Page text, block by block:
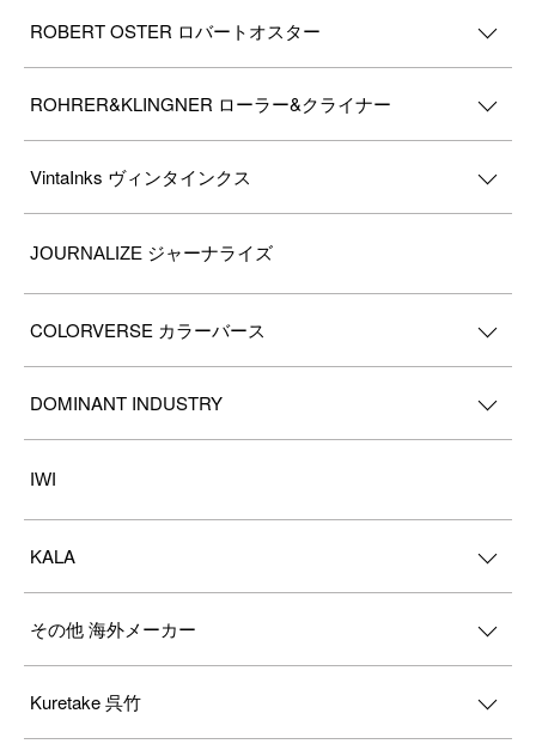
ROBERT OSTER ロバートオスター
ROHRER&KLINGNER ローラー&クライナー
VintaInks ヴィンタインクス
JOURNALIZE ジャーナライズ
COLORVERSE カラーバース
DOMINANT INDUSTRY
IWI
KALA
その他 海外メーカー
Kuretake 呉竹